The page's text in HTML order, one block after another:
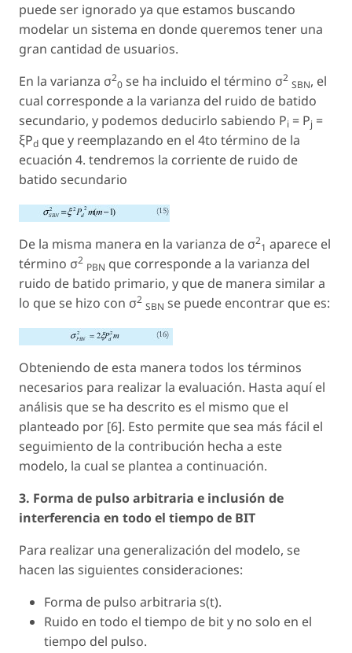
puede ser ignorado ya que estamos buscando
modelar un sistema en donde queremos tener una
gran cantidad de usuarios.
En la varianza σ2
0 se ha incluido el término σ2
SBN, el
cual corresponde a la varianza del ruido de batido
secundario, y podemos deducirlo sabiendo Pi = Pj =
ξPd que y reemplazando en el 4to término de la
ecuación 4. tendremos la corriente de ruido de
batido secundario
De la misma manera en la varianza de σ2
1 aparece el
término σ2
PBN que corresponde a la varianza del
ruido de batido primario, y que de manera similar a
lo que se hizo con σ2
SBN se puede encontrar que es:
Obteniendo de esta manera todos los términos
necesarios para realizar la evaluación. Hasta aquí el
análisis que se ha descrito es el mismo que el
planteado por [6]. Esto permite que sea más fácil el
seguimiento de la contribución hecha a este
modelo, la cual se plantea a continuación.
3. Forma de pulso arbitraria e inclusión de
interferencia en todo el tiempo de BIT
Para realizar una generalización del modelo, se
hacen las siguientes consideraciones:
Forma de pulso arbitraria s(t).
Ruido en todo el tiempo de bit y no solo en el
tiempo del pulso.